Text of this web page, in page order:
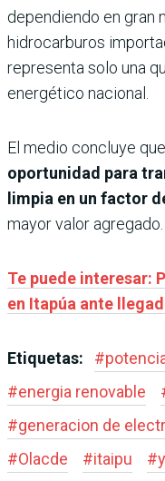
dependiendo en gran
hidrocarburos
representa solo una
energético nacional.
El medio concluye
oportunidad para
limpia en un factor
mayor valor agregado.
Te puede interesar:
en Itapúa ante
Etiquetas: #
#energia renovable
#generacion de
#Olacde #itaipu #